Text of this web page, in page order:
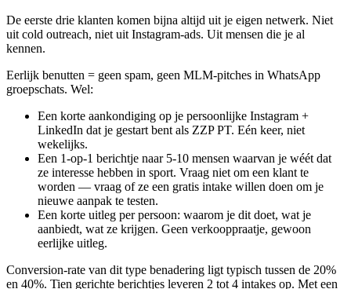
De eerste drie klanten komen bijna altijd uit je eigen netwerk. Niet
uit cold outreach, niet uit Instagram-ads. Uit mensen die je al
kennen.
Eerlijk benutten = geen spam, geen MLM-pitches in WhatsApp
groepschats. Wel:
Een korte aankondiging op je persoonlijke Instagram +
LinkedIn dat je gestart bent als ZZP PT. Eén keer, niet
wekelijks.
Een 1-op-1 berichtje naar 5-10 mensen waarvan je wéét dat
ze interesse hebben in sport. Vraag niet om een klant te
worden — vraag of ze een gratis intake willen doen om je
nieuwe aanpak te testen.
Een korte uitleg per persoon: waarom je dit doet, wat je
aanbiedt, wat ze krijgen. Geen verkooppraatje, gewoon
eerlijke uitleg.
Conversion-rate van dit type benadering ligt typisch tussen de 20%
en 40%. Tien gerichte berichtjes leveren 2 tot 4 intakes op. Met een